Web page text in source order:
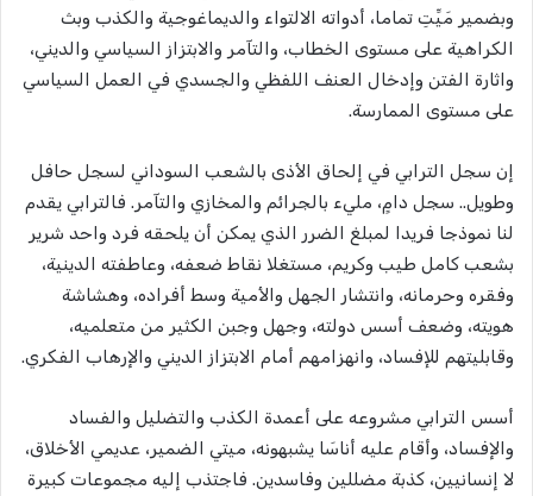
وبضمير مَيِّتِ تماما، أدواته الالتواء والديماغوجية والكذب وبث
الكراهية على مستوى الخطاب، والتآمر والابتزاز السياسي والديني،
واثارة الفتن وإدخال العنف اللفظي والجسدي في العمل السياسي
على مستوى الممارسة.
إن سجل الترابي في إلحاق الأذى بالشعب السوداني لسجل حافل
وطويل.. سجل دامٍ، مليء بالجرائم والمخازي والتآمر. فالترابي يقدم
لنا نموذجا فريدا لمبلغ الضرر الذي يمكن أن يلحقه فرد واحد شرير
بشعب كامل طيب وكريم، مستغلا نقاط ضعفه، وعاطفته الدينية،
وفقره وحرمانه، وانتشار الجهل والأمية وسط أفراده، وهشاشة
هويته، وضعف أسس دولته، وجهل وجبن الكثير من متعلميه،
وقابليتهم للإفساد، وانهزامهم أمام الابتزاز الديني والإرهاب الفكري.
أسس الترابي مشروعه على أعمدة الكذب والتضليل والفساد
والإفساد، وأقام عليه أناسَا يشبهونه، ميتي الضمير، عديمي الأخلاق،
لا إنسانيين، كذبة مضللين وفاسدين. فاجتذب إليه مجموعات كبيرة